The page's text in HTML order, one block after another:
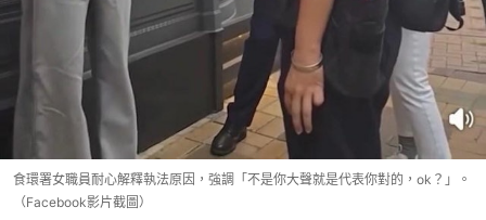
食環署女職員耐心解釋執法原因，強調「不是你大聲就是代表你對的，ok？」。
（Facebook影片截圖）